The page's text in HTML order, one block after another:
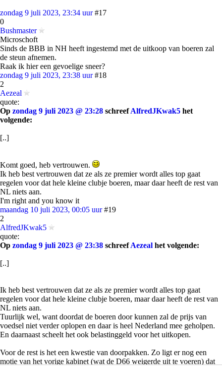
zondag 9 juli 2023, 23:34 uur #17
0
Bushmaster
Microschoft
Sinds de BBB in NH heeft ingestemd met de uitkoop van boeren zal
de steun afnemen.
Raak ik hier een gevoelige sneer?
zondag 9 juli 2023, 23:38 uur #18
2
Aezeal
quote:
Op zondag 9 juli 2023 @ 23:28 schreefAlfredJKwak5 het
volgende:
[..]
Komt goed, heb vertrouwen.
Ik heb best vertrouwen dat ze als ze premier wordt alles top gaat
regelen voor dat hele kleine clubje boeren, maar daar heeft de rest van
NL niets aan.
I'm right and you know it
maandag 10 juli 2023, 00:05 uur #19
2
AlfredJKwak5
quote:
Op zondag 9 juli 2023 @ 23:38 schreefAezeal het volgende:
[..]
Ik heb best vertrouwen dat ze als ze premier wordt alles top gaat
regelen voor dat hele kleine clubje boeren, maar daar heeft de rest van
NL niets aan.
Tuurlijk wel, want doordat de boeren door kunnen zal de prijs van
voedsel niet verder oplopen en daar is heel Nederland mee geholpen.
En daarnaast scheelt het ook belastinggeld voor het uitkopen.
Voor de rest is het een kwestie van doorpakken. Zo ligt er nog een
motie van het vorige kabinet (wat de D66 weigerde uit te voeren) dat